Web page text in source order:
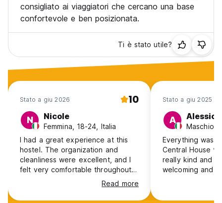
consigliato ai viaggiatori che cercano una base
confortevole e ben posizionata.
Ti è stato utile?
Stato a giu 2026 10
N Nicole
Femmina, 18-24, Italia
I had a great experience at this
hostel. The organization and
cleanliness were excellent, and I
felt very comfortable throughout
my stay. The location is perfect,
right in the city centre and very
close to the metro, which made it
Read more
Stato a giu 2025
A Alessio
Maschio,
Everything was
Central House
really kind and
welcoming and
Check the